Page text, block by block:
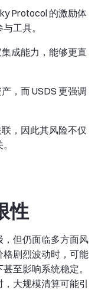
Protocol 的激励体
工具。
成能力，能够更直
，而 USDS 更强调
，因此其风险不仅
性
，但仍面临多方面风
剧烈波动时，可能
至影响系统稳定。
大规模清算可能引